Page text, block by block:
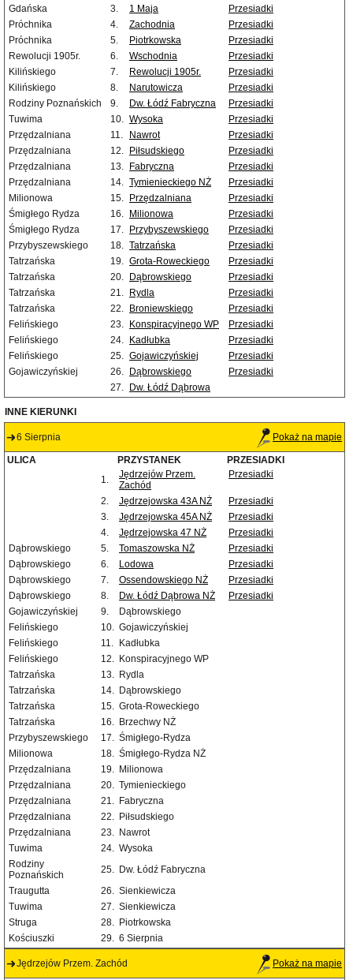
Gdańska
3. 1 Maja
Przesiadki
Próchnika
4. Zachodnia
Przesiadki
Próchnika
5. Piotrkowska
Przesiadki
Rewolucji 1905r.
6. Wschodnia
Przesiadki
Kilińskiego
7. Rewolucji 1905r.
Przesiadki
Kilińskiego
8. Narutowicza
Przesiadki
Rodziny Poznańskich
9. Dw. Łódź Fabryczna
Przesiadki
Tuwima
10. Wysoka
Przesiadki
Przędzalniana
11. Nawrot
Przesiadki
Przędzalniana
12. Piłsudskiego
Przesiadki
Przędzalniana
13. Fabryczna
Przesiadki
Przędzalniana
14. Tymienieckiego NŻ
Przesiadki
Milionowa
15. Przędzalniana
Przesiadki
Śmigłego Rydza
16. Milionowa
Przesiadki
Śmigłego Rydza
17. Przybyszewskiego
Przesiadki
Przybyszewskiego
18. Tatrzańska
Przesiadki
Tatrzańska
19. Grota-Roweckiego
Przesiadki
Tatrzańska
20. Dąbrowskiego
Przesiadki
Tatrzańska
21. Rydla
Przesiadki
Tatrzańska
22. Broniewskiego
Przesiadki
Felińskiego
23. Konspiracyjnego WP
Przesiadki
Felińskiego
24. Kadłubka
Przesiadki
Felińskiego
25. Gojawiczyńskiej
Przesiadki
Gojawiczyńskiej
26. Dąbrowskiego
Przesiadki
27.
Dw. Łódź Dąbrowa
INNE KIERUNKI
6 Sierpnia Pokaż na mapie
ULICA PRZYSTANEK
PRZESIADKI
1.
Jędrzejów Przem.
Zachód
Przesiadki
2. Jędrzejowska 43A NŻ
Przesiadki
3.
Jędrzejowska 45A NŻ
Przesiadki
4.
Jędrzejowska 47 NŻ
Przesiadki
Dąbrowskiego
5. Tomaszowska NŻ
Przesiadki
Dąbrowskiego
6. Lodowa
Przesiadki
Dąbrowskiego
7. Ossendowskiego NŻ
Przesiadki
Dąbrowskiego
8. Dw. Łódź Dąbrowa NŻ
Przesiadki
Gojawiczyńskiej
9.
Dąbrowskiego
Felińskiego
10. Gojawiczyńskiej
Felińskiego
11.
Kadłubka
Felińskiego
12. Konspiracyjnego WP
Tatrzańska
13. Rydla
Tatrzańska
14. Dąbrowskiego
Tatrzańska
15. Grota-Roweckiego
Tatrzańska
16. Brzechwy NŻ
Przybyszewskiego
17. Śmigłego-Rydza
Milionowa
18. Śmigłego-Rydza NŻ
Przędzalniana
19. Milionowa
Przędzalniana
20. Tymienieckiego
Przędzalniana
21. Fabryczna
Przędzalniana
22. Piłsudskiego
Przędzalniana
23. Nawrot
Tuwima
24. Wysoka
Rodziny
Poznańskich
25. Dw. Łódź Fabryczna
Traugutta
26. Sienkiewicza
Tuwima
27. Sienkiewicza
Struga
28. Piotrkowska
Kościuszki
29. 6 Sierpnia
Jędrzejów Przem. Zachód Pokaż na mapie